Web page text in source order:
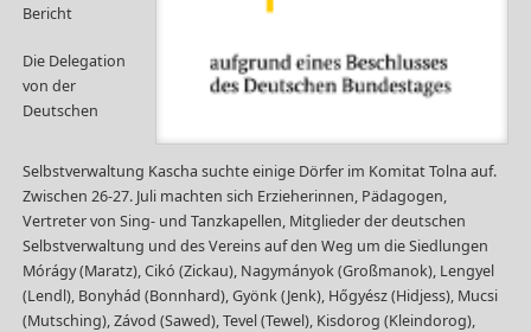
Bericht
Die Delegation
von der
Deutschen
Selbstverwaltung Kascha suchte einige Dörfer im Komitat Tolna auf.
Zwischen 26-27. Juli machten sich Erzieherinnen, Pädagogen,
Vertreter von Sing- und Tanzkapellen, Mitglieder der deutschen
Selbstverwaltung und des Vereins auf den Weg um die Siedlungen
Mórágy (Maratz), Cikó (Zickau), Nagymányok (Großmanok), Lengyel
(Lendl), Bonyhád (Bonnhard), Gyönk (Jenk), Hőgyész (Hidjess), Mucsi
(Mutsching), Závod (Sawed), Tevel (Tewel), Kisdorog (Kleindorog),